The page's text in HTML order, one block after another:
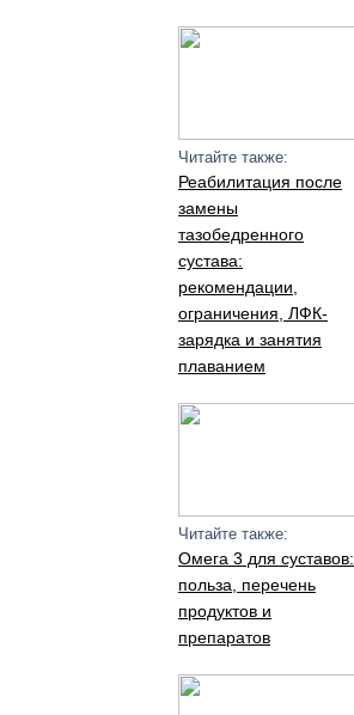
Читайте также:
Реабилитация после
замены
тазобедренного
сустава:
рекомендации,
ограничения, ЛФК-
зарядка и занятия
плаванием
Читайте также:
Омега 3 для суставов:
польза, перечень
продуктов и
препаратов